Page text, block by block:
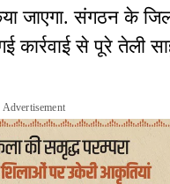
जाएगा. संगठन के
से पूरे तेली
Advertisement